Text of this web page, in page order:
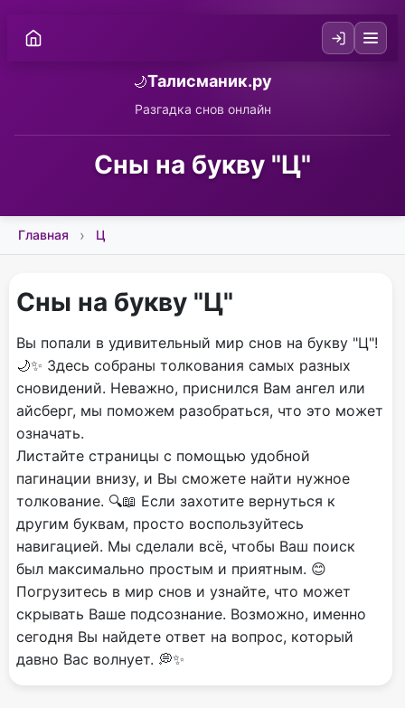
🌙Талисманик.ру
Разгадка снов онлайн
Сны на букву "Ц"
Главная Ц
Сны на букву "Ц"
Вы попали в удивительный мир снов на букву "Ц"!
🌙✨ Здесь собраны толкования самых разных
сновидений. Неважно, приснился Вам ангел или
айсберг, мы поможем разобраться, что это может
означать.
Листайте страницы с помощью удобной
пагинации внизу, и Вы сможете найти нужное
толкование. 🔍📖 Если захотите вернуться к
другим буквам, просто воспользуйтесь
навигацией. Мы сделали всё, чтобы Ваш поиск
был максимально простым и приятным. 😊
Погрузитесь в мир снов и узнайте, что может
скрывать Ваше подсознание. Возможно, именно
сегодня Вы найдете ответ на вопрос, который
давно Вас волнует. 💭✨